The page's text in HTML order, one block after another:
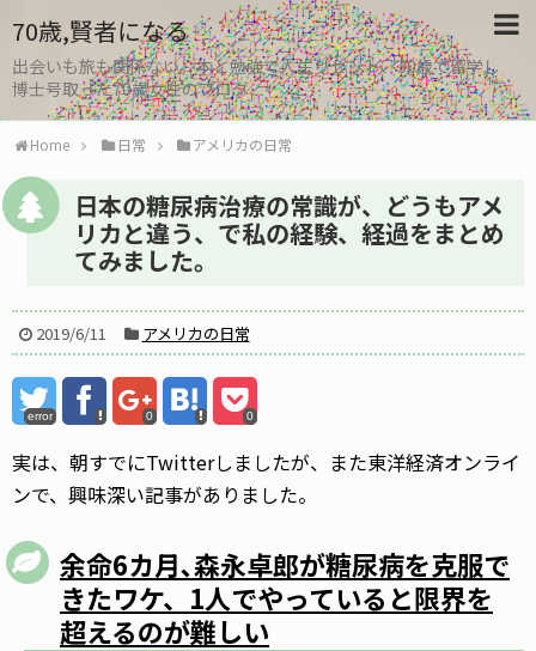
70歳,賢者になる
出会いも旅も関係ない。本と勉強で人生リセット、30歳で留学し
博士号取った70歳女性のブログ
Home 日常 アメリカの日常
日本の糖尿病治療の常識が、どうもアメ
リカと違う、で私の経験、経過をまとめ
てみました。
2019/6/11 アメリカの日常
error 0 0
実は、朝すでにTwitterしましたが、また東洋経済オンライ
ンで、興味深い記事がありました。
余命6カ月､森永卓郎が糖尿病を克服で
きたワケ、1人でやっていると限界を
超えるのが難しい